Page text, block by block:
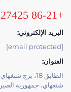
+86-21 33927425
البريد الإلكتروني:
[email protected]
العنوان:
شنغهاي، جمهورية